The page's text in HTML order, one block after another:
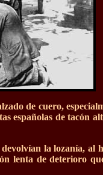
de cuero,
españolas de tacón
la lozanía, al
lenta de deterioro